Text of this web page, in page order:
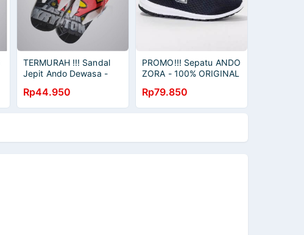
TERMURAH !!! Sandal
Jepit Ando Dewasa -
ORIGINAL
Rp44.950
PROMO!!! Sepatu ANDO
ZORA - 100% ORIGINAL
Rp79.850